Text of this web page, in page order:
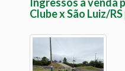
Clube x São Luiz/